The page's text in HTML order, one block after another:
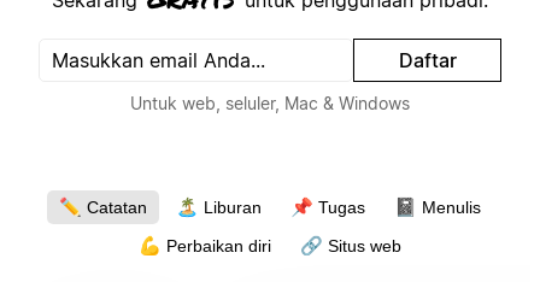
Daftar
Untuk web, seluler, Mac & Windows
✏️ Catatan 🏝 Liburan 📌 Tugas 📓 Menulis
💪 Perbaikan diri 🔗 Situs web